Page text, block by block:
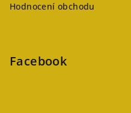
Hodnocení obchodu
Facebook